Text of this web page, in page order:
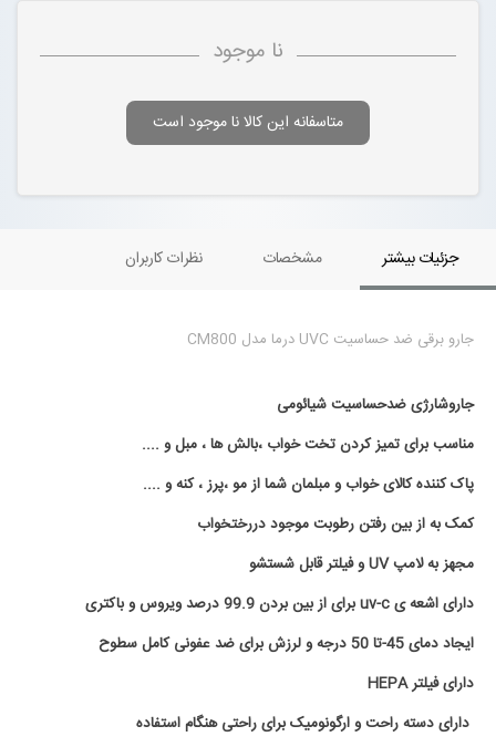
نا موجود
متاسفانه این کالا نا موجود است
جزئیات بیشتر مشخصات نظرات کاربران
جارو برقی ضد حساسیت UVC درما مدل CM800
جاروشارژی ضدحساسیت شیائومی
مناسب برای تمیز کردن تخت خواب ،بالش ها ، مبل و ....
پاک کننده کالای خواب و مبلمان شما از مو ،پرز ، کنه و ....
کمک به از بین رفتن رطوبت موجود دررختخواب
مجهز به لامپ UV و فیلتر قابل شستشو
دارای اشعه ی uv-c برای از بین بردن 99.9 درصد ویروس و باکتری
ایجاد دمای 45-تا 50 درجه و لرزش برای ضد عفونی کامل سطوح
دارای فیلتر HEPA
دارای دسته راحت و ارگونومیک برای راحتی هنگام استفاده